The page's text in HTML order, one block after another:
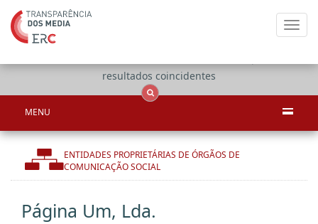
resultados coincidentes
MENU
ENTIDADES PROPRIETÁRIAS DE ÓRGÃOS DE
COMUNICAÇÃO SOCIAL
Página Um, Lda.